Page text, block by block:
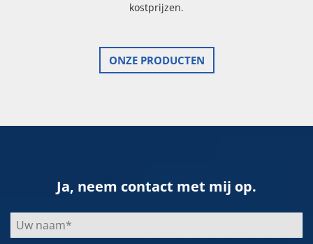
kostprijzen.
ONZE PRODUCTEN
Ja, neem contact met mij op.